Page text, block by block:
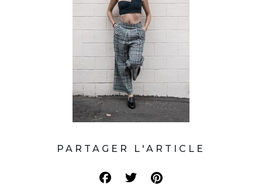
PARTAGER L'ARTICLE